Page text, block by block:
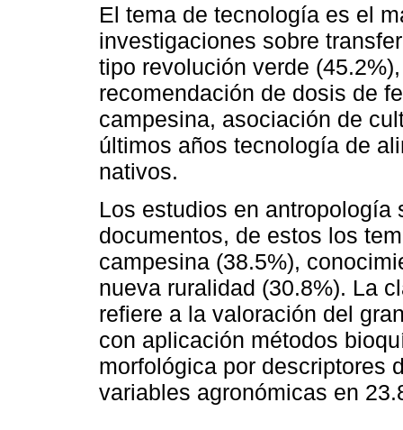
El tema de tecnología es el
investigaciones sobre
tipo revolución verde
recomendación de dosis de
campesina, asociación de
últimos años tecnología de
nativos.
Los estudios en antropología
documentos, de estos los
campesina (38.5%),
nueva ruralidad (30.8%). La
refiere a la valoración del
con aplicación métodos
morfológica por descriptores
variables agronómicas en